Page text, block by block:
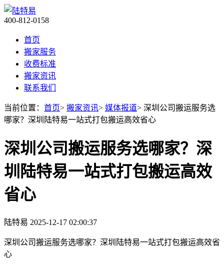
400-812-0158
首页
搬家服务
收费标准
搬家资讯
联系我们
当前位置： 首页> 搬家资讯> 媒体报道> 深圳公司搬运服务选
哪家？深圳陆特易一站式打包搬运高效省心​
深圳公司搬运服务选哪家？深
圳陆特易一站式打包搬运高效
省心​
陆特易 2025-12-17 02:00:37
深圳公司搬运服务选哪家？深圳陆特易一站式打包搬运高效省
心​